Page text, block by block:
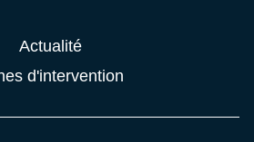
Actualité
d'intervention